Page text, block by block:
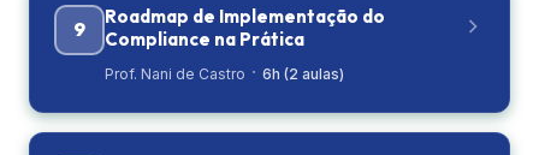
9
Roadmap de Implementação do
Compliance na Prática
Prof. Nani de Castro · 6h (2 aulas)